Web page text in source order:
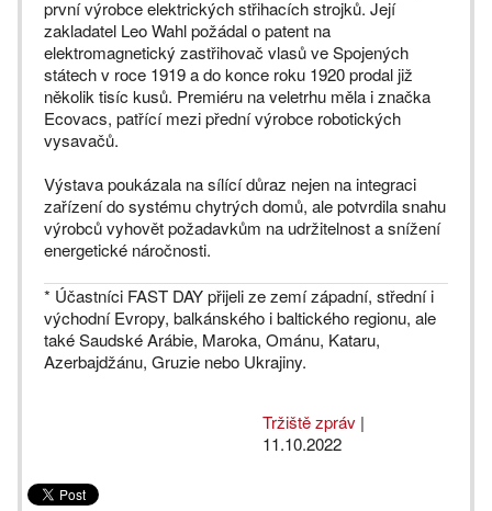
první výrobce elektrických střihacích strojků. Její
zakladatel Leo Wahl požádal o patent na
elektromagnetický zastřihovač vlasů ve Spojených
státech v roce 1919 a do konce roku 1920 prodal již
několik tisíc kusů. Premiéru na veletrhu měla i značka
Ecovacs, patřící mezi přední výrobce robotických
vysavačů.
Výstava poukázala na sílící důraz nejen na integraci
zařízení do systému chytrých domů, ale potvrdila snahu
výrobců vyhovět požadavkům na udržitelnost a snížení
energetické náročnosti.
* Účastníci FAST DAY přijeli ze zemí západní, střední i
východní Evropy, balkánského i baltického regionu, ale
také Saudské Arábie, Maroka, Ománu, Kataru,
Azerbajdžánu, Gruzie nebo Ukrajiny.
Tržiště zpráv |
11.10.2022